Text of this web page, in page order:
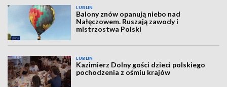
LUBLIN
Balony znów opanują niebo nad
Nałęczowem. Ruszają zawody i
mistrzostwa Polski
LUBLIN
Kazimierz Dolny gości dzieci polskiego
pochodzenia z ośmiu krajów